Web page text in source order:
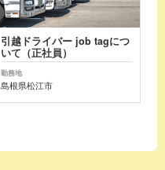
引越ドライバー job tagにつ
いて（正社員）
勤務地
島根県松江市